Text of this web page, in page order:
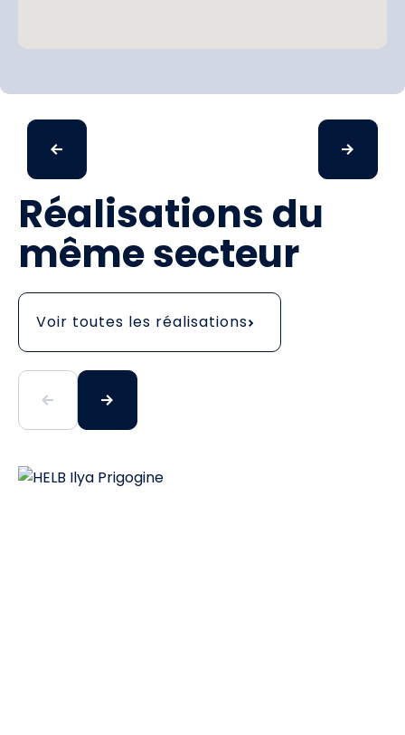
Réalisations du
même secteur
Voir toutes les réalisations